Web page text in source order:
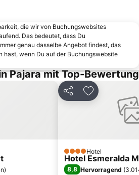
Playa Pozo Negro
Estación de Guaguas
Puerto Remedios-Las Agujas
Einsiedelei San Pedro de Alcántara
die wir von Buchungswebsites
Das bedeutet, dass Du
genau dasselbe Angebot findest, das
hast, wenn Du auf der Buchungswebsite
Pajara mit Top-Bewertung
)
Teilen Zu Favoriten
4 SterneHotel
Hotel Esmeralda
8,8 Hervorragend (